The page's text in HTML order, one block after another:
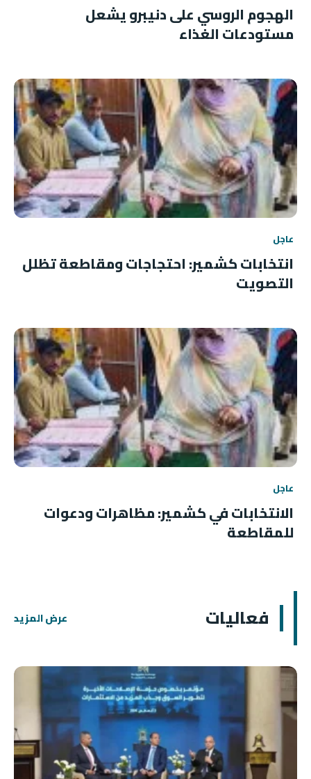
الهجوم الروسي على دنيبرو يشعل
مستودعات الغذاء
عاجل
انتخابات كشمير: احتجاجات ومقاطعة تظلل
التصويت
عاجل
الانتخابات في كشمير: مظاهرات ودعوات
للمقاطعة
فعاليات عرض المزيد